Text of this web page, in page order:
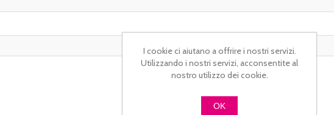
I cookie ci aiutano a offrire i nostri servizi.
Utilizzando i nostri servizi, acconsentite al
nostro utilizzo dei cookie.
OK